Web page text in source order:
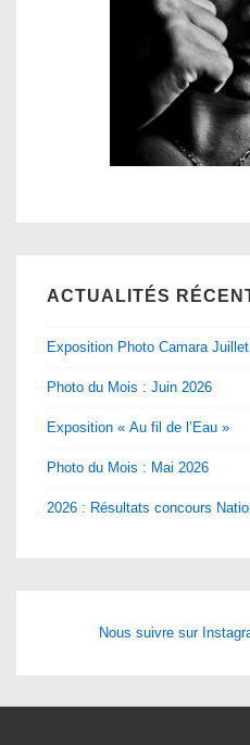
ACTUALITÉS
Exposition Photo Camara
Photo du Mois : Juin 2026
Exposition « Au fil de l’Eau »
Photo du Mois : Mai 2026
2026 : Résultats concours
Nous suivre sur